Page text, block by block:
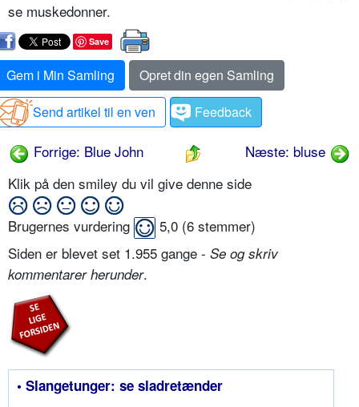
se muskedonner.
Save
Gem i Min Samling
Opret din egen Samling
Send artikel til en ven
Feedback
Forrige: Blue John
Næste: bluse
Klik på den smiley du vil give denne side
Brugernes vurdering 5,0 (6 stemmer)
Siden er blevet set 1.955 gange - Se og skriv
kommentarer herunder.
• Slangetunger: se sladretænder